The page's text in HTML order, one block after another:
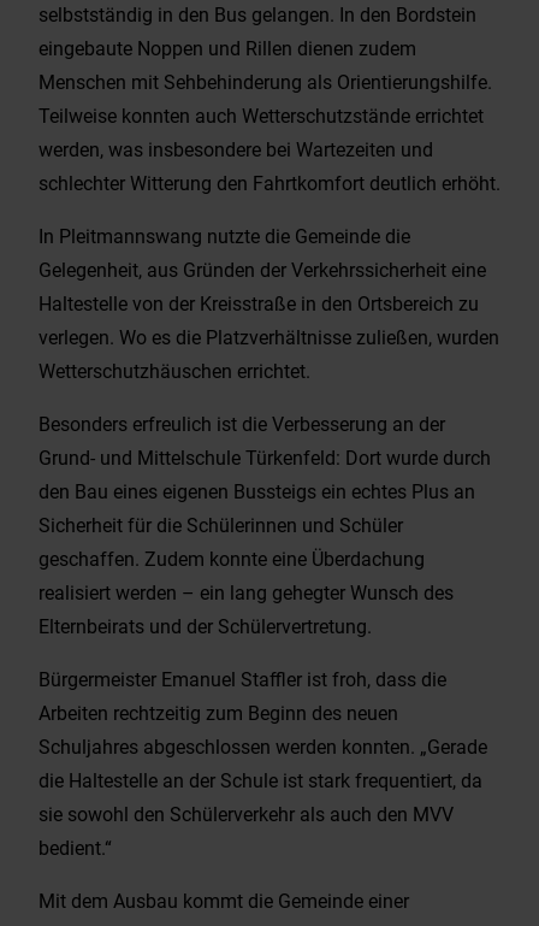
selbstständig in den Bus gelangen. In den Bordstein
eingebaute Noppen und Rillen dienen zudem
Menschen mit Sehbehinderung als Orientierungshilfe.
Teilweise konnten auch Wetterschutzstände errichtet
werden, was insbesondere bei Wartezeiten und
schlechter Witterung den Fahrtkomfort deutlich erhöht.
In Pleitmannswang nutzte die Gemeinde die
Gelegenheit, aus Gründen der Verkehrssicherheit eine
Haltestelle von der Kreisstraße in den Ortsbereich zu
verlegen. Wo es die Platzverhältnisse zuließen, wurden
Wetterschutzhäuschen errichtet.
Besonders erfreulich ist die Verbesserung an der
Grund- und Mittelschule Türkenfeld: Dort wurde durch
den Bau eines eigenen Bussteigs ein echtes Plus an
Sicherheit für die Schülerinnen und Schüler
geschaffen. Zudem konnte eine Überdachung
realisiert werden – ein lang gehegter Wunsch des
Elternbeirats und der Schülervertretung.
Bürgermeister Emanuel Staffler ist froh, dass die
Arbeiten rechtzeitig zum Beginn des neuen
Schuljahres abgeschlossen werden konnten. „Gerade
die Haltestelle an der Schule ist stark frequentiert, da
sie sowohl den Schülerverkehr als auch den MVV
bedient.“
Mit dem Ausbau kommt die Gemeinde einer